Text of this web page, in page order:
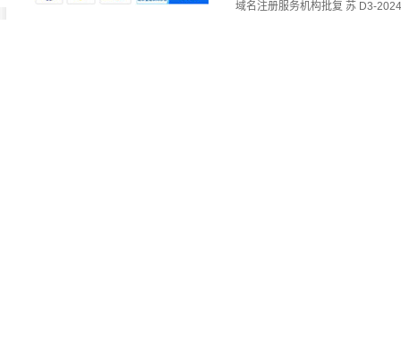
域名注册服务机构批复 苏 D3-